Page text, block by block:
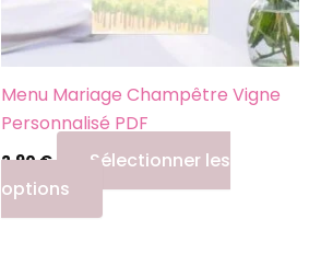
Menu Mariage Champêtre Vigne
Personnalisé PDF
2,90€
Sélectionner les
options